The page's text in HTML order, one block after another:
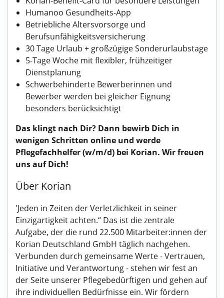
Humanoo Gesundheits-App
Betriebliche Altersvorsorge und
Berufsunfähigkeitsversicherung
30 Tage Urlaub + großzügige Sonderurlaubstage
5-Tage Woche mit flexibler, frühzeitiger
Dienstplanung
Schwerbehinderte Bewerberinnen und
Bewerber werden bei gleicher Eignung
besonders berücksichtigt
Das klingt nach Dir? Dann bewirb Dich in
wenigen Schritten online und werde
Pflegefachhelfer (w/m/d) bei Korian. Wir freuen
uns auf Dich!
Über Korian
'Jeden in Zeiten der Verletzlichkeit in seiner
Einzigartigkeit achten.“ Das ist die zentrale
Aufgabe, der die rund 22.500 Mitarbeiter:innen der
Korian Deutschland GmbH täglich nachgehen.
Verbunden durch gemeinsame Werte - Vertrauen,
Initiative und Verantwortung - stehen wir fest an
der Seite unserer Pflegebedürftigen und gehen auf
ihre individuellen Bedürfnisse ein. Wir fördern